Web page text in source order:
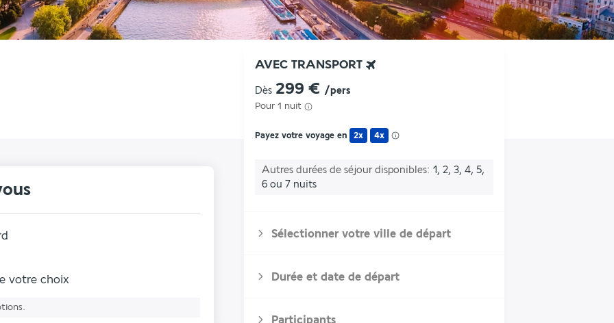
AVEC TRANSPORT
Dès 299 € /pers
Pour 1 nuit
Payez votre voyage en 2x 4x
Autres durées de séjour disponibles 1, 2, 3, 4, 5,
6 ou 7 nuits
Sélectionner votre ville de départ
Durée et date de départ
Participants
votre choix